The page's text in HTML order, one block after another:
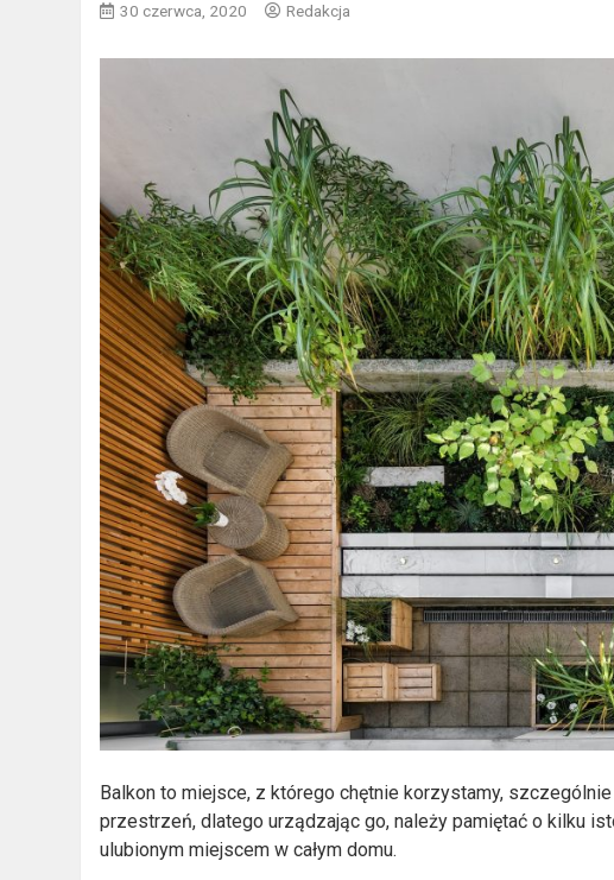
30 czerwca, 2020 Redakcja
Balkon to miejsce, z którego chętnie korzystamy,
przestrzeń, dlatego urządzając go, należy pamiętać o kilku
ulubionym miejscem w całym domu.